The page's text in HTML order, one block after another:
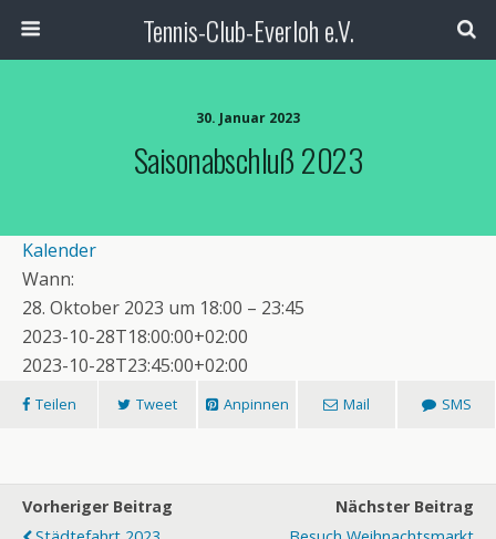
Tennis-Club-Everloh e.V.
30. Januar 2023
Saisonabschluß 2023
Kalender
Wann:
28. Oktober 2023 um 18:00 – 23:45
2023-10-28T18:00:00+02:00
2023-10-28T23:45:00+02:00
Teilen Tweet Anpinnen Mail SMS
Vorheriger Beitrag
Nächster Beitrag